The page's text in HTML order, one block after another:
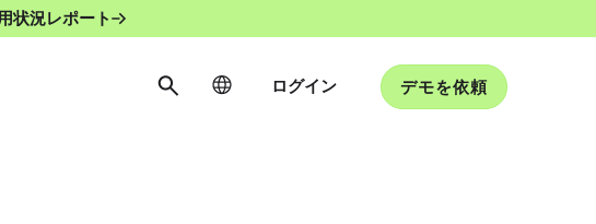
状況レポート
ログイン デモを依頼